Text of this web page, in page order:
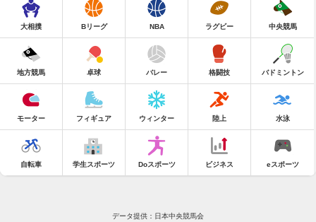
大相撲 Bリーグ NBA ラグビー 中央競馬
地方競馬 卓球 バレー 格闘技 バドミントン
モーター フィギュア ウィンター 陸上 水泳
自転車 学生スポーツ Doスポーツ ビジネス eスポーツ
データ提供：日本中央競馬会